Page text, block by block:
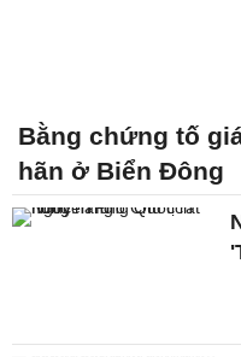
Bằng chứng tố
hãn ở Biển Đông